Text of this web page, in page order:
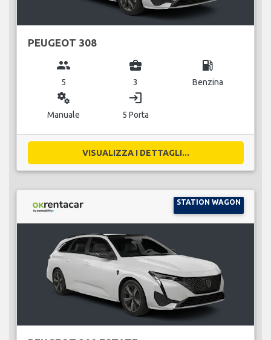
PEUGEOT 308
group
5
business_center
3
local_gas_station
Benzina
miscellaneous_services
Manuale
login
5 Porta
VISUALIZZA I DETTAGLI...
STATION WAGON